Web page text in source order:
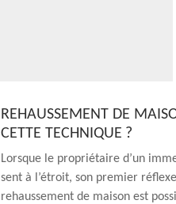
REHAUSSEMENT DE
CETTE TECHNIQUE ?
Lorsque le propriétaire d’un
sent à l’étroit, son premier
rehaussement de maison est